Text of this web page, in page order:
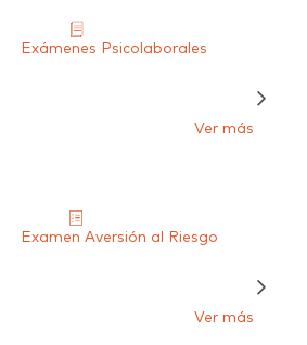
Exámenes Psicolaborales
Ver más
Examen Aversión al Riesgo
Ver más